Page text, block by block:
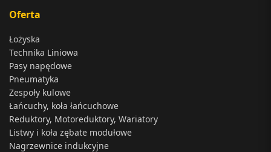
Oferta
Łożyska
Technika Liniowa
Pasy napędowe
Pneumatyka
Zespoły kulowe
Łańcuchy, koła łańcuchowe
Reduktory, Motoreduktory, Wariatory
Listwy i koła zębate modułowe
Nagrzewnice indukcyjne